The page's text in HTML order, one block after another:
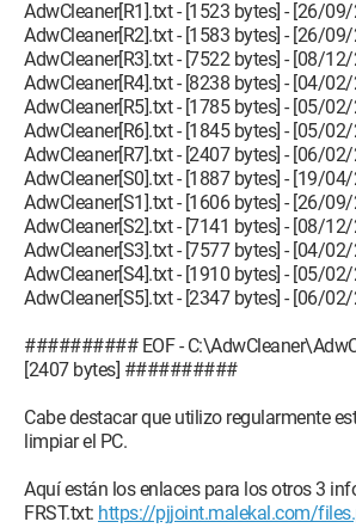
AdwCleaner[R1].txt - [1523 bytes] - [26/
AdwCleaner[R2].txt - [1583 bytes] - [26/
AdwCleaner[R3].txt - [7522 bytes] - [08/
AdwCleaner[R4].txt - [8238 bytes] - [04/
AdwCleaner[R5].txt - [1785 bytes] - [05/
AdwCleaner[R6].txt - [1845 bytes] - [05/
AdwCleaner[R7].txt - [2407 bytes] - [06/
AdwCleaner[S0].txt - [1887 bytes] - [19/
AdwCleaner[S1].txt - [1606 bytes] - [26/
AdwCleaner[S2].txt - [7141 bytes] - [08/
AdwCleaner[S3].txt - [7577 bytes] - [04/
AdwCleaner[S4].txt - [1910 bytes] - [05/
AdwCleaner[S5].txt - [2347 bytes] - [06/
########## EOF -
[2407 bytes] ##########
Cabe destacar que utilizo regularmente
limpiar el PC.
Aquí están los enlaces para los otros 3
FRST.txt: https://pjjoint.malekal.com/